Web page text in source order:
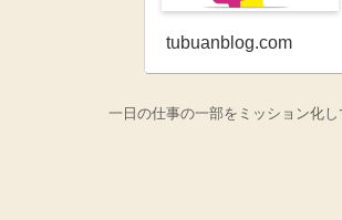
tubuanblog.com
一日の仕事の一部をミッション化し